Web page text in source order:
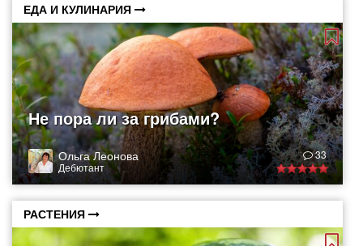
ЕДА И КУЛИНАРИЯ
Не пора ли за грибами?
Ольга Леонова
Дебютант
33
РАСТЕНИЯ